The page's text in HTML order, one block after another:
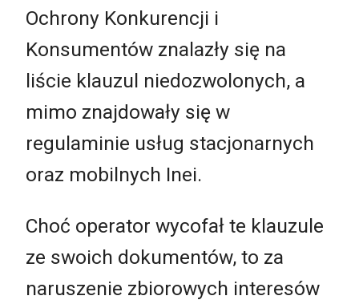
Ochrony Konkurencji i
Konsumentów znalazły się na
liście klauzul niedozwolonych, a
mimo znajdowały się w
regulaminie usług stacjonarnych
oraz mobilnych Inei.
Choć operator wycofał te klauzule
ze swoich dokumentów, to za
naruszenie zbiorowych interesów